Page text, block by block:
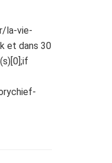
la-vie-
et dans 30